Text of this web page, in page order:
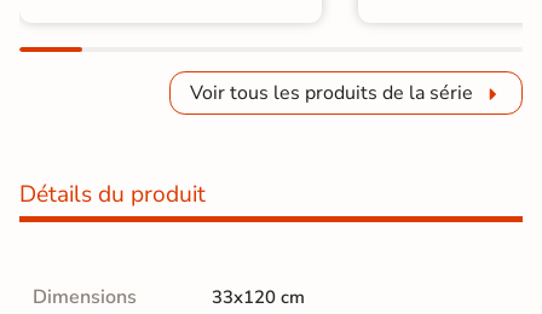
Voir tous les produits de la série
Détails du produit
Dimensions 33x120 cm